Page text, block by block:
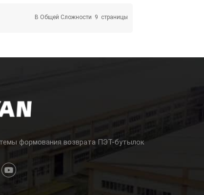
Рамках Глобального Плана
Потребностям, Компания
Рука Об Руку С Глобальными
В Общей Сложности 9 Страницы
формования возврата ПЭТ-бутылок